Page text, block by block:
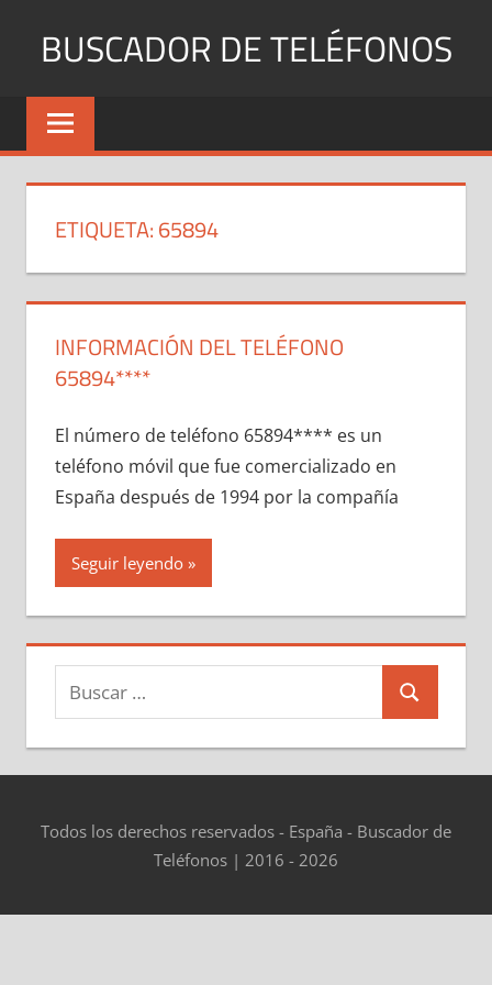
BUSCADOR DE TELÉFONOS
Identifica
Números
y
ETIQUETA:65894
INFORMACIÓN DEL TELÉFONO
65894****
El número dе teléfono 65894**** es un
teléfono móvil quе fue comercializado en
España después dе 1994 pοr la compañía
Seguir leyendo
Buscar:
Buscar
Todos los derechos reservados - España - Buscador de
Teléfonos | 2016 - 2026